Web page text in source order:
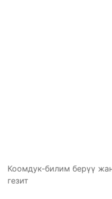
Коомдук-билим берүү
гезит